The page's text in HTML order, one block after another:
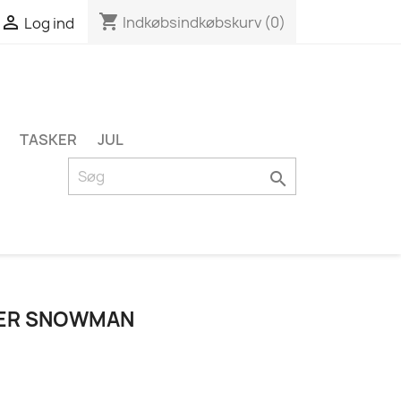
 Log ind shopping_cart Indkøbsindkøbskurv (0)
TASKER JUL

SNOWMAN